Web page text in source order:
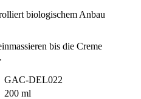
biologischem Anbau
bis die Creme
GAC-DEL022
200 ml